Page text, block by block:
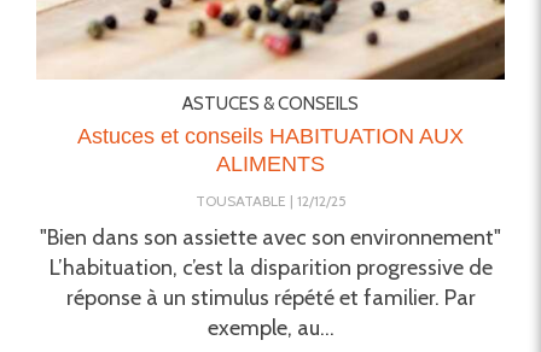
ASTUCES & CONSEILS
Astuces et conseils HABITUATION AUX
ALIMENTS
TOUSATABLE 12/12/25
"Bien dans son assiette avec son environnement"
L’habituation, c’est la disparition progressive de
réponse à un stimulus répété et familier. Par
exemple, au...